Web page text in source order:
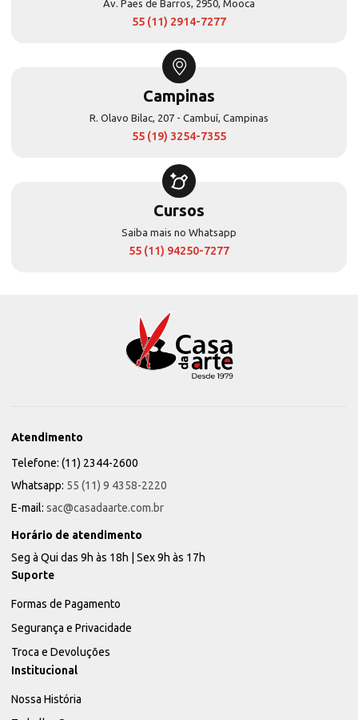
Av. Paes de Barros, 2950, Mooca
55 (11) 2914-7277
Campinas
R. Olavo Bilac, 207 - Cambuí, Campinas
55 (19) 3254-7355
Cursos
Saiba mais no Whatsapp
55 (11) 94250-7277
Atendimento
Telefone: (11) 2344-2600
Whatsapp: 55 (11) 9 4358-2220
E-mail: sac@casadaarte.com.br
Horário de atendimento
Seg à Qui das 9h às 18h | Sex 9h às 17h
Suporte
Formas de Pagamento
Segurança e Privacidade
Troca e Devoluções
Institucional
Nossa História